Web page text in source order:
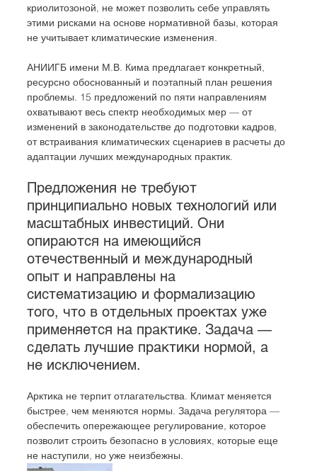
криолитозоной, не может позволить себе управлять
этими рисками на основе нормативной базы, которая
не учитывает климатические изменения.
АНИИГБ имени М.В. Кима предлагает конкретный,
ресурсно обоснованный и поэтапный план решения
проблемы. 15 предложений по пяти направлениям
охватывают весь спектр необходимых мер — от
изменений в законодательстве до подготовки кадров,
от встраивания климатических сценариев в расчеты до
адаптации лучших международных практик.
Предложения не требуют
принципиально новых технологий или
масштабных инвестиций. Они
опираются на имеющийся
отечественный и международный
опыт и направлены на
систематизацию и формализацию
того, что в отдельных проектах уже
применяется на практике. Задача —
сделать лучшие практики нормой, а
не исключением.
Арктика не терпит отлагательства. Климат меняется
быстрее, чем меняются нормы. Задача регулятора —
обеспечить опережающее регулирование, которое
позволит строить безопасно в условиях, которые еще
не наступили, но уже неизбежны.